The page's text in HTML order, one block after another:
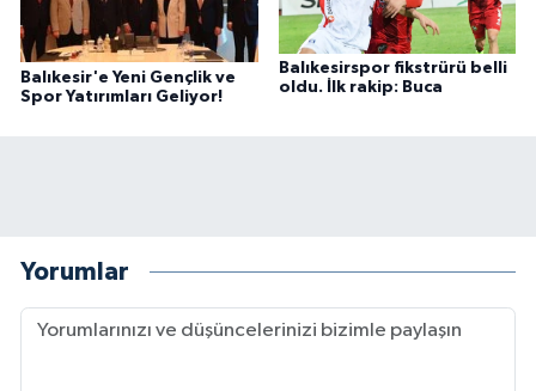
Balıkesir'e Yeni Gençlik ve
Spor Yatırımları Geliyor!
Balıkesirspor fikstrürü belli
oldu. İlk rakip: Buca
Yorumlar